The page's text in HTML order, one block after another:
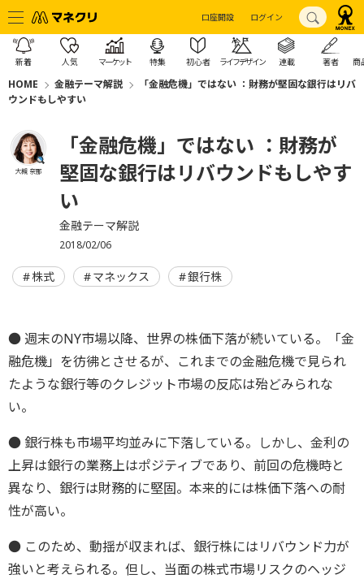
口座開設 ログイン
新着 人気 マーケット 特集 初心者 ライフデザイン 連載 著者 商
HOME 金融テーマ解説
「金融危機」ではない ：財務が堅固な銀行はリバ
ウンドもしやすい
大槻 奈那
「金融危機」ではない ：財務が
堅固な銀行はリバウンドもしやす
い
金融テーマ解説
2018/02/06
株式 マネックス 銀行株
● 週末のNY市場以降、世界の株価下落が続いている。「金
融危機」を彷彿とさせるが、これまでの金融危機で見られ
たような銀行等のクレジット市場の反応は殆どみられな
い。
● 銀行株も市場平均並みに下落している。しかし、金利の
上昇は銀行の業務上はポジティブであり、前回の危機時と
異なり、銀行は財務的に堅固。本来的には株価下落への耐
性が高い。
● このため、動揺が収まれば、銀行株にはリバウンド力が
強いと考えられる。但し、当面の株式市場リスクのヘッジ